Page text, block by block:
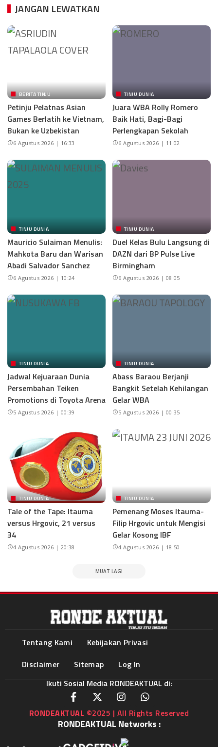
JANGAN LEWATKAN
BERITA TINJU
Petinju Pelatnas Asian
Games Berlatih ke Vietnam,
Bukan ke Uzbekistan
6 Agustus 2026 | 16:33
TINJU DUNIA
Juara WBA Rolly Romero
Baik Hati, Bagi-Bagi
Perlengkapan Sekolah
6 Agustus 2026 | 11:02
TINJU DUNIA
Mauricio Sulaiman Menulis:
Mahkota Baru dan Warisan
Abadi Salvador Sanchez
6 Agustus 2026 | 10:24
TINJU DUNIA
Duel Kelas Bulu Langsung di
DAZN dari BP Pulse Live
Birmingham
6 Agustus 2026 | 08:05
TINJU DUNIA
Jadwal Kejuaraan Dunia
Persembahan Teiken
Promotions di Toyota Arena
5 Agustus 2026 | 00:39
TINJU DUNIA
Abass Baraou Berjanji
Bangkit Setelah Kehilangan
Gelar WBA
5 Agustus 2026 | 00:35
TINJU DUNIA
Tale of the Tape: Itauma
versus Hrgovic, 21 versus
34
4 Agustus 2026 | 20:38
TINJU DUNIA
Pemenang Moses Itauma-
Filip Hrgovic untuk Mengisi
Gelar Kosong IBF
4 Agustus 2026 | 18:50
MUAT LAGI
Tentang Kami
Kebijakan Privasi
Disclaimer
Sitemap
Log In
Ikuti Sosial Media RONDEAKTUAL di:
RONDEAKTUAL ©2025 | All Rights Reserved
RONDEAKTUAL Networks :